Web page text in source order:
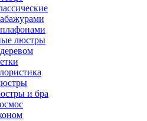
люстры
и бра